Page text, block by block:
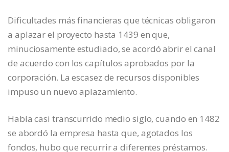
Dificultades más financieras que técnicas obligaron
a aplazar el proyecto hasta 1439 en que,
minuciosamente estudiado, se acordó abrir el canal
de acuerdo con los capítulos aprobados por la
corporación. La escasez de recursos disponibles
impuso un nuevo aplazamiento.
Había casi transcurrido medio siglo, cuando en 1482
se abordó la empresa hasta que, agotados los
fondos, hubo que recurrir a diferentes préstamos.